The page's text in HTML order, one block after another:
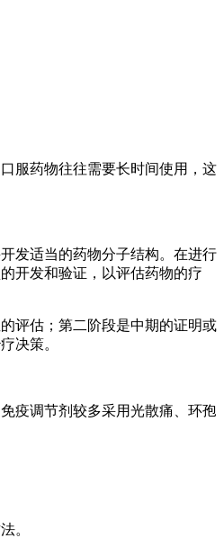
服药物往往需要长时间使用，这
发适当的药物分子结构。在进行
开发和验证，以评估药物的疗
评估；第二阶段是中期的证明或
决策。
疫调节剂较多采用光散痛、环孢
。